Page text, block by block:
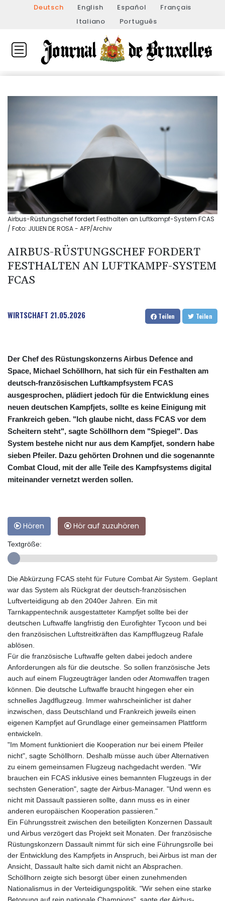
Deutsch English Español
Français
Italiano
Português
Airbus-Rüstungschef fordert Festhalten an Luftkampf-System FCAS
/ Foto: JULIEN DE ROSA - AFP/Archiv
AIRBUS-RÜSTUNGSCHEF FORDERT
FESTHALTEN AN LUFTKAMPF-SYSTEM
FCAS
WIRTSCHAFT 21.05.2026 Teilen Teilen
Der Chef des Rüstungskonzerns Airbus Defence and
Space, Michael Schöllhorn, hat sich für ein Festhalten am
deutsch-französischen Luftkampfsystem FCAS
ausgesprochen, plädiert jedoch für die Entwicklung eines
neuen deutschen Kampfjets, sollte es keine Einigung mit
Frankreich geben. "Ich glaube nicht, dass FCAS vor dem
Scheitern steht", sagte Schöllhorn dem "Spiegel". Das
System bestehe nicht nur aus dem Kampfjet, sondern habe
sieben Pfeiler. Dazu gehörten Drohnen und die sogenannte
Combat Cloud, mit der alle Teile des Kampfsystems digital
miteinander vernetzt werden sollen.
Hören Hör auf zuzuhören
Textgröße:
Die Abkürzung FCAS steht für Future Combat Air System. Geplant
war das System als Rückgrat der deutsch-französischen
Luftverteidigung ab den 2040er Jahren. Ein mit
Tarnkappentechnik ausgestatteter Kampfjet sollte bei der
deutschen Luftwaffe langfristig den Eurofighter Tycoon und bei
den französischen Luftstreitkräften das Kampfflugzeug Rafale
ablösen.
Für die französische Luftwaffe gelten dabei jedoch andere
Anforderungen als für die deutsche. So sollen französische Jets
auch auf einem Flugzeugträger landen oder Atomwaffen tragen
können. Die deutsche Luftwaffe braucht hingegen eher ein
schnelles Jagdflugzeug. Immer wahrscheinlicher ist daher
inzwischen, dass Deutschland und Frankreich jeweils einen
eigenen Kampfjet auf Grundlage einer gemeinsamen Plattform
entwickeln.
"Im Moment funktioniert die Kooperation nur bei einem Pfeiler
nicht", sagte Schöllhorn. Deshalb müsse auch über Alternativen
zu einem gemeinsamen Flugzeug nachgedacht werden. "Wir
brauchen ein FCAS inklusive eines bemannten Flugzeugs in der
sechsten Generation", sagte der Airbus-Manager. "Und wenn es
nicht mit Dassault passieren sollte, dann muss es in einer
anderen europäischen Kooperation passieren."
Ein Führungsstreit zwischen den beteiligten Konzernen Dassault
und Airbus verzögert das Projekt seit Monaten. Der französische
Rüstungskonzern Dassault nimmt für sich eine Führungsrolle bei
der Entwicklung des Kampfjets in Anspruch, bei Airbus ist man der
Ansicht, Dassault halte sich damit nicht an Absprachen.
Schöllhorn zeigte sich besorgt über einen zunehmenden
Nationalismus in der Verteidigungspolitik. "Wir sehen eine starke